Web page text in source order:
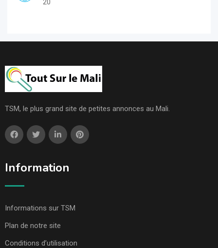
20
TSM, le plus grand site de petites annonces au Mali.
Information
Informations sur TSM
Plan de notre site
Conditions d’utilisation